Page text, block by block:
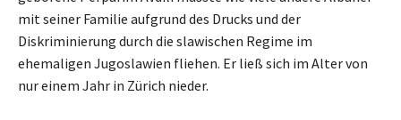
mit seiner Familie aufgrund des Drucks und der
Diskriminierung durch die slawischen Regime im
ehemaligen Jugoslawien fliehen. Er ließ sich im Alter von
nur einem Jahr in Zürich nieder.